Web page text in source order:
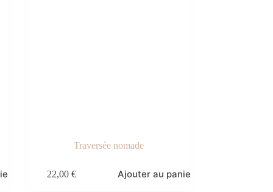
Traversée nomade
22,00€ Ajouter au panier